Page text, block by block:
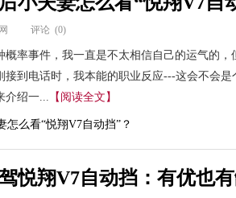
评论 (0)
概率事件，我一直是不太相信自己的运气的
接到电话时，我本能的职业反应---这会不会
介绍一... 【阅读全文】
悦翔V7自动挡：有优也